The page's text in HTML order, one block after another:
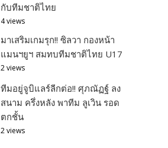
กับทีมชาติไทย
4 views
มาเสริมเกมรุก!! ซิลวา กองหน้า
แมนฯยูฯ สมทบทีมชาติไทย U17
2 views
ทีมอยู่จูบิแลร์ลีกต่อ!! ศุภณัฏฐ์ ลง
สนาม ครึ่งหลัง พาทีม ลูเวิน รอด
ตกชั้น
2 views